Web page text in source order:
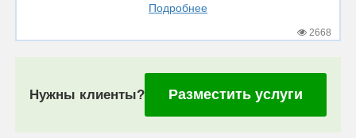
Подробнее
2668
Нужны клиенты? Разместить услуги